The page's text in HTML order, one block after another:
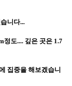
니다...
정도.... 깊은 곳은 1.7
집중을 해보겠습니